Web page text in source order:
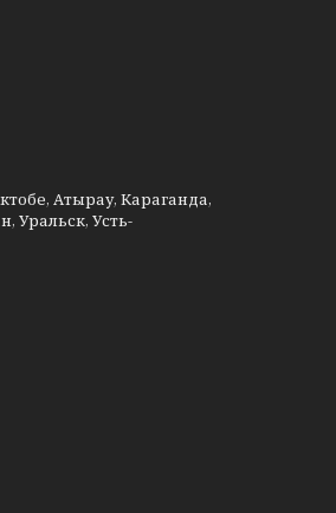
Атырау, Караганда,
Уральск, Усть-